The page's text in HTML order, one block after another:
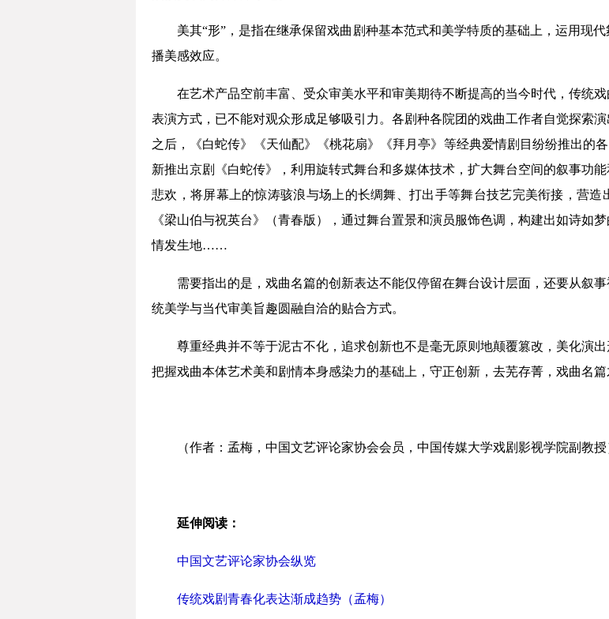
美其“形”，是指在继承保留戏曲剧种基本范式和美学特质的基础上，运用现
播美感效应。
在艺术产品空前丰富、受众审美水平和审美期待不断提高的当今时代，传统
表演方式，已不能对观众形成足够吸引力。各剧种各院团的戏曲工作者自觉探索
之后，《白蛇传》《天仙配》《桃花扇》《拜月亭》等经典爱情剧目纷纷推出的
新推出京剧《白蛇传》，利用旋转式舞台和多媒体技术，扩大舞台空间的叙事功
悲欢，将屏幕上的惊涛骇浪与场上的长绸舞、打出手等舞台技艺完美衔接，营造
《梁山伯与祝英台》（青春版），通过舞台置景和演员服饰色调，构建出如诗如
情发生地……
需要指出的是，戏曲名篇的创新表达不能仅停留在舞台设计层面，还要从叙
统美学与当代审美旨趣圆融自洽的贴合方式。
尊重经典并不等于泥古不化，追求创新也不是毫无原则地颠覆篡改，美化演
把握戏曲本体艺术美和剧情本身感染力的基础上，守正创新，去芜存菁，戏曲名篇
（作者：孟梅，中国文艺评论家协会会员，中国传媒大学戏剧影视学院副教授
延伸阅读：
中国文艺评论家协会纵览
传统戏剧青春化表达渐成趋势（孟梅）